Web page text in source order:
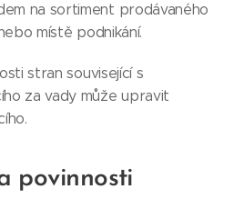
na sortiment prodávaného
místě podnikání.
stran související s
za vady může upravit
povinnosti